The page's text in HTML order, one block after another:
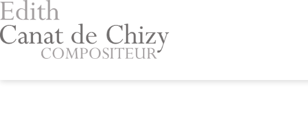
Aller
au
contenu